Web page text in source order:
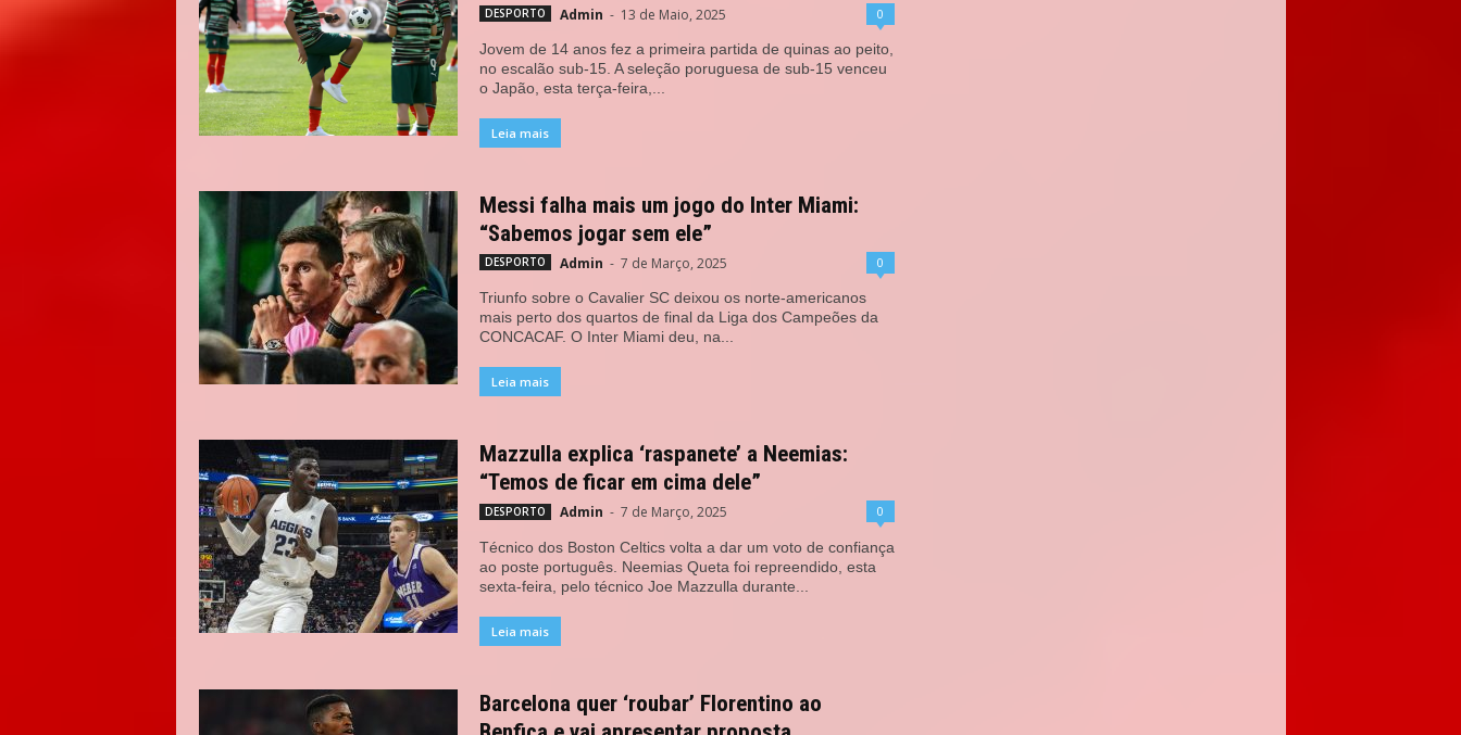
DESPORTO Admin - 13 de Maio, 2025 0
Jovem de 14 anos fez a primeira partida de quinas ao peito,
no escalão sub-15. A seleção poruguesa de sub-15 venceu
o Japão, esta terça-feira,...
Leia mais
Messi falha mais um jogo do Inter Miami:
“Sabemos jogar sem ele”
DESPORTO Admin - 7 de Março, 2025 0
Triunfo sobre o Cavalier SC deixou os norte-americanos
mais perto dos quartos de final da Liga dos Campeões da
CONCACAF. O Inter Miami deu, na...
Leia mais
Mazzulla explica ‘raspanete’ a Neemias:
“Temos de ficar em cima dele”
DESPORTO Admin - 7 de Março, 2025 0
Técnico dos Boston Celtics volta a dar um voto de confiança
ao poste português. Neemias Queta foi repreendido, esta
sexta-feira, pelo técnico Joe Mazzulla durante...
Leia mais
Barcelona quer ‘roubar’ Florentino ao